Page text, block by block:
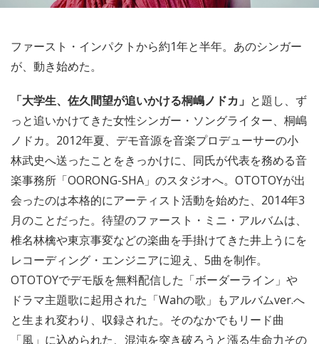
ファースト・インパクトから約1年と半年。あのシンガー
が、動き始めた。
「大学生、佐久間望が追いかける桐嶋ノドカ」 と題し、ず
っと追いかけてきた女性シンガー・ソングライター、桐嶋
ノドカ。2012年夏、デモ音源を音楽プロデューサーの小
林武史へ送ったことをきっかけに、同氏が代表を務める音
楽事務所「OORONG-SHA」のスタジオへ。OTOTOYが出
会ったのは本格的にアーティスト活動を始めた、2014年3
月のことだった。待望のファースト・ミニ・アルバムは、
椎名林檎や東京事変などの楽曲を手掛けてきた井上うにを
レコーディング・エンジニアに迎え、5曲を制作。
OTOTOYでデモ版を無料配信した「ボーダーライン」や
ドラマ主題歌に起用された「Wahの歌」もアルバムver.へ
と生まれ変わり、収録された。そのなかでもリード曲
「風」に込められた、混沌を突き破ろうと漲る生命力その